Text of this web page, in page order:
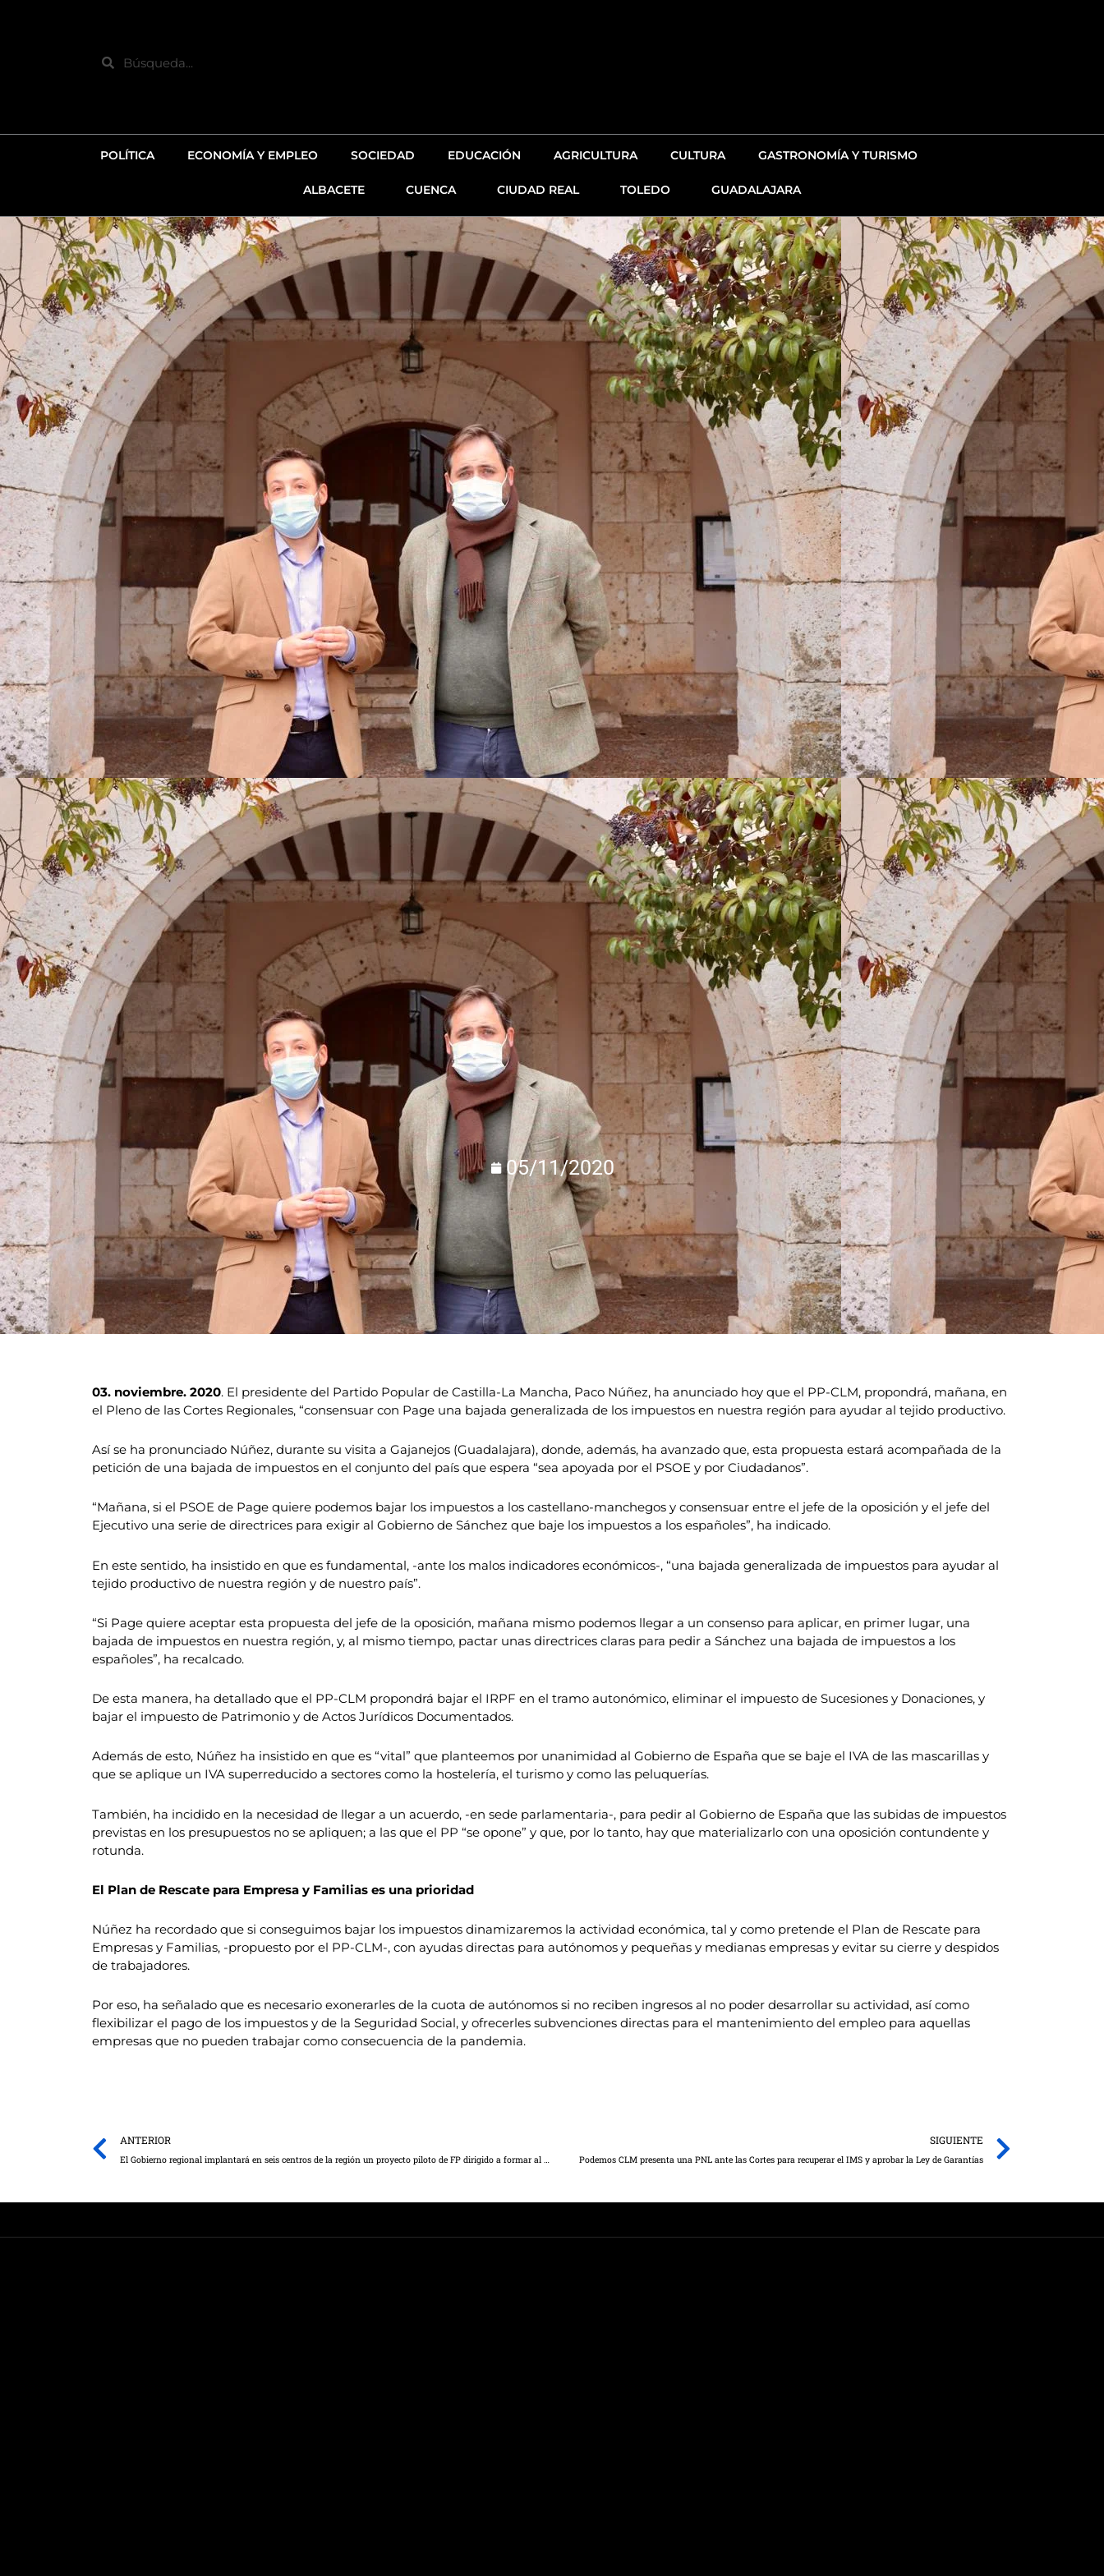
Search
POLÍTICA ECONOMÍA Y EMPLEO SOCIEDAD EDUCACIÓN AGRICULTURA CULTURA GASTRONOMÍA Y TURISMO
ALBACETE CUENCA CIUDAD REAL TOLEDO GUADALAJARA
05/11/2020
03. noviembre. 2020. El presidente del Partido Popular de Castilla-La Mancha, Paco Núñez, ha anunciado hoy que el PP-CLM, propondrá, mañana, en
el Pleno de las Cortes Regionales, “consensuar con Page una bajada generalizada de los impuestos en nuestra región para ayudar al tejido productivo.
Así se ha pronunciado Núñez, durante su visita a Gajanejos (Guadalajara), donde, además, ha avanzado que, esta propuesta estará acompañada de la
petición de una bajada de impuestos en el conjunto del país que espera “sea apoyada por el PSOE y por Ciudadanos”.
“Mañana, si el PSOE de Page quiere podemos bajar los impuestos a los castellano-manchegos y consensuar entre el jefe de la oposición y el jefe del
Ejecutivo una serie de directrices para exigir al Gobierno de Sánchez que baje los impuestos a los españoles”, ha indicado.
En este sentido, ha insistido en que es fundamental, -ante los malos indicadores económicos-, “una bajada generalizada de impuestos para ayudar al
tejido productivo de nuestra región y de nuestro país”.
“Si Page quiere aceptar esta propuesta del jefe de la oposición, mañana mismo podemos llegar a un consenso para aplicar, en primer lugar, una
bajada de impuestos en nuestra región, y, al mismo tiempo, pactar unas directrices claras para pedir a Sánchez una bajada de impuestos a los
españoles”, ha recalcado.
De esta manera, ha detallado que el PP-CLM propondrá bajar el IRPF en el tramo autonómico, eliminar el impuesto de Sucesiones y Donaciones, y
bajar el impuesto de Patrimonio y de Actos Jurídicos Documentados.
Además de esto, Núñez ha insistido en que es “vital” que planteemos por unanimidad al Gobierno de España que se baje el IVA de las mascarillas y
que se aplique un IVA superreducido a sectores como la hostelería, el turismo y como las peluquerías.
También, ha incidido en la necesidad de llegar a un acuerdo, -en sede parlamentaria-, para pedir al Gobierno de España que las subidas de impuestos
previstas en los presupuestos no se apliquen; a las que el PP “se opone” y que, por lo tanto, hay que materializarlo con una oposición contundente y
rotunda.
El Plan de Rescate para Empresa y Familias es una prioridad
Núñez ha recordado que si conseguimos bajar los impuestos dinamizaremos la actividad económica, tal y como pretende el Plan de Rescate para
Empresas y Familias, -propuesto por el PP-CLM-, con ayudas directas para autónomos y pequeñas y medianas empresas y evitar su cierre y despidos
de trabajadores.
Por eso, ha señalado que es necesario exonerarles de la cuota de autónomos si no reciben ingresos al no poder desarrollar su actividad, así como
flexibilizar el pago de los impuestos y de la Seguridad Social, y ofrecerles subvenciones directas para el mantenimiento del empleo para aquellas
empresas que no pueden trabajar como consecuencia de la pandemia.
Prev
ANTERIOR SIGUIENTE
Podemos CLM presenta una PNL ante las Cortes para recuperar el IMS y aprobar la Ley de Garantías